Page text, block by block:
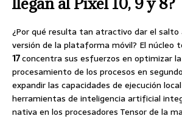
¿Por qué resulta tan atractivo dar el salto
versión de la plataforma móvil? El núcleo
17concentra sus esfuerzos en optimizar
procesamiento de los procesos en
expandir las capacidades de ejecución
herramientas de inteligencia artificial
nativa en los procesadores Tensor de la